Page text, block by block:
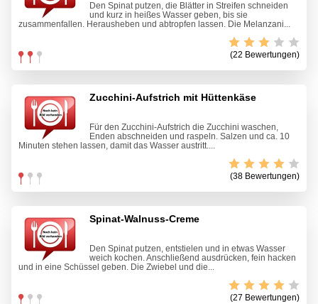
Den Spinat putzen, die Blätter in Streifen schneiden
und kurz in heißes Wasser geben, bis sie
zusammenfallen. Herausheben und abtropfen lassen. Die Melanzani...
(22 Bewertungen)
Zucchini-Aufstrich mit Hüttenkäse
Für den Zucchini-Aufstrich die Zucchini waschen,
Enden abschneiden und raspeln. Salzen und ca. 10
Minuten stehen lassen, damit das Wasser austritt....
(38 Bewertungen)
Spinat-Walnuss-Creme
Den Spinat putzen, entstielen und in etwas Wasser
weich kochen. Anschließend ausdrücken, fein hacken
und in eine Schüssel geben. Die Zwiebel und die...
(27 Bewertungen)